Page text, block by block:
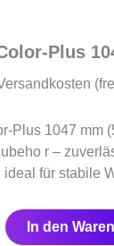
Plus
Plus 1047 mm
r –
für stabile
In den